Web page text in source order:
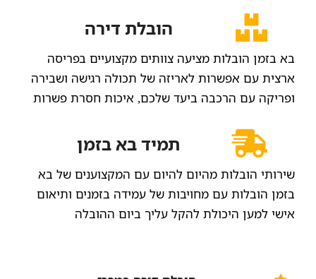
הובלת דירה
בא בזמן הובלות מציעה צוותים מקצועיים בפריסה
ארצית עם אפשרות לאריזה של תכולה רגישה ושבירה
ופריקה עם הרכבה ביעד שלכם, איכות חסרת פשרות
תמיד בא בזמן
שירותי הובלות מהיום להיום עם המקצוענים של בא
בזמן הובלות עם מחויבות של עמידה בזמנים ותיאום
אישי למען היכולת להקל עליך ביום ההובלה